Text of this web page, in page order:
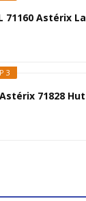
71160 Astérix
3
71828